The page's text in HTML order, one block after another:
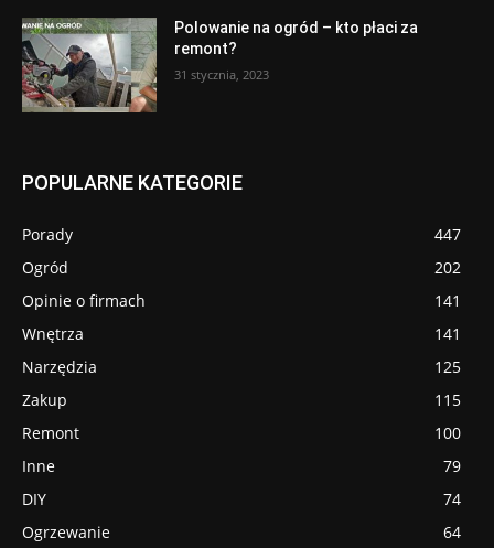
Polowanie na ogród – kto płaci za
remont?
31 stycznia, 2023
POPULARNE KATEGORIE
Porady
447
Ogród
202
Opinie o firmach
141
Wnętrza
141
Narzędzia
125
Zakup
115
Remont
100
Inne
79
DIY
74
Ogrzewanie
64